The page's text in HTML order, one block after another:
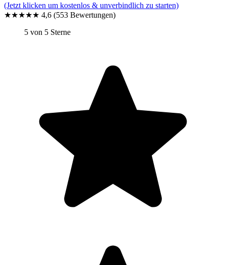
(Jetzt klicken um kostenlos & unverbindlich zu starten)
★★★★★ 4,6 (553 Bewertungen)
5 von 5 Sterne